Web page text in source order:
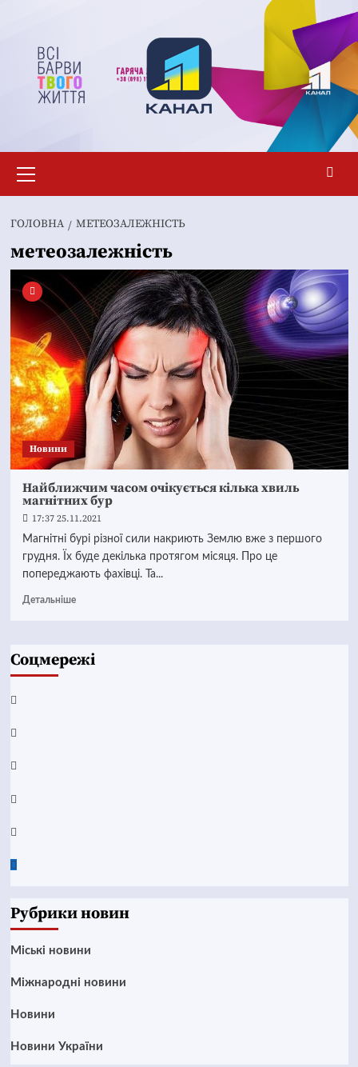
вмісту
меню
ГОЛОВНА МЕТЕОЗАЛЕЖНІСТЬ
метеозалежність
Новини
Найближчим часом очікується кілька хвиль
магнітних бур
17:37 25.11.2021
Магнітні бурі різної сили накриють Землю вже з першого
грудня. Їх буде декілька протягом місяця. Про це
попереджають фахівці. Та...
Детальніше
Соцмережі
Facebook
YouTube
Telegram
Instagram
Twitter
Google
Рубрики новин
Mіські новини
Міжнародні новини
Новини
Новини України